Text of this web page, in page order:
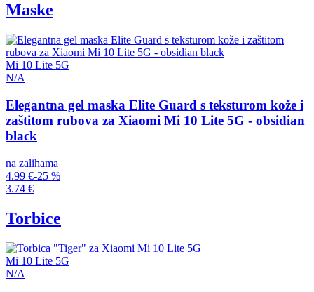
Maske
Mi 10 Lite 5G
N/A
Elegantna gel maska Elite Guard s teksturom kože i
zaštitom rubova za Xiaomi Mi 10 Lite 5G - obsidian
black
na zalihama
4.99 €-25 %
3.74 €
Torbice
Mi 10 Lite 5G
N/A